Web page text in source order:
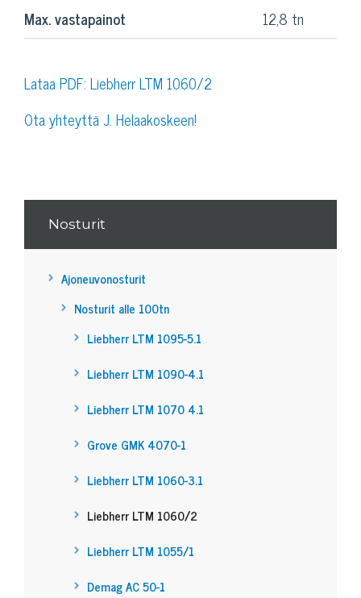
Max. vastapainot
12,8 tn
Lataa PDF: Liebherr LTM 1060/2
Ota yhteyttä J. Helaakoskeen!
Nosturit
Ajoneuvonosturit
Nosturit alle 100tn
Liebherr LTM 1095-5.1
Liebherr LTM 1090-4.1
Liebherr LTM 1070 4.1
Grove GMK 4070-1
Liebherr LTM 1060-3.1
Liebherr LTM 1060/2
Liebherr LTM 1055/1
Demag AC 50-1